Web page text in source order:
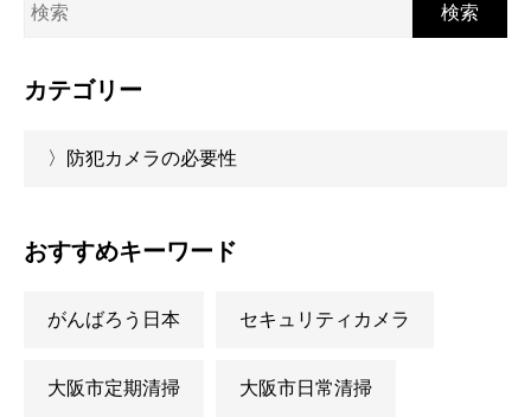
検索
カテゴリー
〉防犯カメラの必要性
おすすめキーワード
がんばろう日本 セキュリティカメラ
大阪市定期清掃 大阪市日常清掃